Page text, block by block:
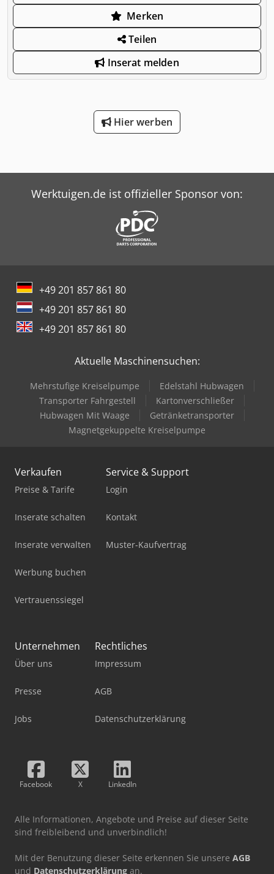
Merken
Teilen
Inserat melden
Hier werben
Werktuigen.de ist offizieller Sponsor von:
+49 201 857 861 80
+49 201 857 861 80
+49 201 857 861 80
Aktuelle Maschinensuchen:
Mehrstufige Kreiselpumpe
Edelstahl Hubwagen
Transporter Fahrgestell
Kartonverschließer
Hubwagen Mit Waage
Getränketransporter
Magnetgekuppelte Kreiselpumpe
Verkaufen
Preise & Tarife
Inserate schalten
Inserate verwalten
Werbung buchen
Vertrauenssiegel
Service & Support
Login
Kontakt
Muster-Kaufvertrag
Unternehmen
Über uns
Presse
Jobs
Rechtliches
Impressum
AGB
Datenschutzerklärung
Facebook X LinkedIn
Alle Informationen, Angebote und Preise auf dieser Seite
sind freibleibend und unverbindlich!
Mit der Benutzung dieser Seite erkennen Sie unsere AGB
und Datenschutzerklärung an.